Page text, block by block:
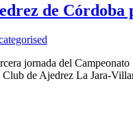
de Córdoba
jornada del
de Ajedrez La Jara-